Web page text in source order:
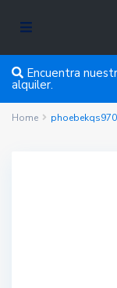
Encuentra
alquiler.
Home